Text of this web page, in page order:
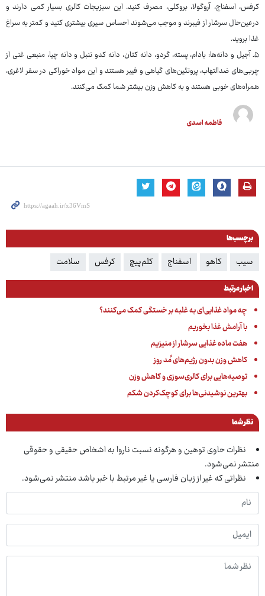
کرفس، اسفناج، آروگولا، بروکلی، مصرف کنید. این سبزیجات کالری بسیار کمی دارند و
درعین‌حال سرشار از فیبرند و موجب می‌شوند احساس سیری بیشتری کنید و کمتر به سراغ
غذا بروید.
۵ـ آجیل و دانه‌ها: بادام، پسته، گردو، دانه کتان، دانه کدو تنبل و دانه چیا، منبعی غنی از
چربی‌های ضدالتهاب،‌ پروتئین‌های گیاهی و فیبر هستند و این مواد خوراکی در سفر لاغری،
همراه‌های خوبی هستند و به کاهش وزن بیشتر شما کمک می‌کنند.
فاطمه اسدی
برچسب‌ها
سیب کاهو اسفناج کلم‌پیچ کرفس سلامت
اخبار مرتبط
چه مواد غذایی‌ای به غلبه بر خستگی کمک می‌کنند؟
با آرامش غذا بخوریم
هفت ماده غذایی سرشار از منیزیم
کاهش وزن بدون رژیم‌های مُد روز
توصیه‌هایی برای کالری‌سوزی و کاهش وزن
بهترین نوشیدنی‌ها برای کوچک‌کردن شکم
نظر شما
نظرات حاوی توهین و هرگونه نسبت ناروا به اشخاص حقیقی و حقوقی
منتشر نمی‌شود.
نظراتی که غیر از زبان فارسی یا غیر مرتبط با خبر باشد منتشر نمی‌شود.